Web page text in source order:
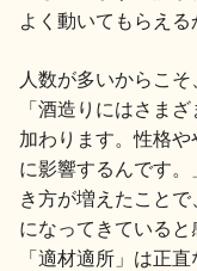
よく動いてもらえる
人数が多いからこそ
「酒造りにはさま
加わります。性格
に影響するんです。
き方が増えたこと
になってきていると
「適材適所」は正